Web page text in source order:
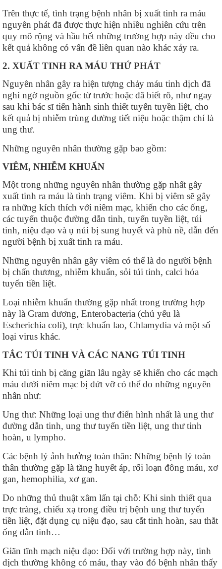
Trên thực tế, tình trạng bệnh nhân bị xuất tinh ra máu
nguyên phát đã được thực hiện nhiều nghiên cứu trên
quy mô rộng và hầu hết những trường hợp này đều cho
kết quả không có vấn đề liên quan nào khác xảy ra.
2. XUẤT TINH RA MÁU THỨ PHÁT
Nguyên nhân gây ra hiện tượng chảy máu tinh dịch đã
nghi ngờ nguồn gốc từ trước hoặc đã biết rõ, như ngay
sau khi bác sĩ tiến hành sinh thiết tuyến tuyền liệt, cho
kết quả bị nhiễm trùng đường tiết niệu hoặc thậm chí là
ung thư.
Những nguyên nhân thường gặp bao gồm:
VIÊM, NHIỄM KHUẨN
Một trong những nguyên nhân thường gặp nhất gây
xuất tinh ra máu là tình trạng viêm. Khi bị viêm sẽ gây
ra những kích thích với niêm mạc, khiến cho các ống,
các tuyến thuộc đường dẫn tinh, tuyến tuyền liệt, túi
tinh, niệu đạo và ụ núi bị sung huyết và phù nề, dẫn đến
người bệnh bị xuất tinh ra máu.
Những nguyên nhân gây viêm có thể là do người bệnh
bị chấn thương, nhiễm khuẩn, sỏi túi tinh, calci hóa
tuyến tiền liệt.
Loại nhiễm khuẩn thường gặp nhất trong trường hợp
này là Gram dương, Enterobacteria (chủ yếu là
Escherichia coli), trực khuẩn lao, Chlamydia và một số
loại virus khác.
TẮC TÚI TINH VÀ CÁC NANG TÚI TINH
Khi túi tinh bị căng giãn lâu ngày sẽ khiến cho các mạch
máu dưới niêm mạc bị đứt vỡ có thể do những nguyên
nhân như:
Ung thư: Những loại ung thư điển hình nhất là ung thư
đường dẫn tinh, ung thư tuyến tiền liệt, ung thư tinh
hoàn, u lympho.
Các bệnh lý ảnh hưởng toàn thân: Những bệnh lý toàn
thân thường gặp là tăng huyết áp, rối loạn đông máu, xơ
gan, hemophilia, xơ gan.
Do những thủ thuật xâm lấn tại chỗ: Khi sinh thiết qua
trực tràng, chiếu xạ trong điều trị bệnh ung thư tuyến
tiền liệt, đặt dụng cụ niệu đạo, sau cắt tinh hoàn, sau thắt
ống dẫn tinh…
Giãn tĩnh mạch niệu đạo: Đối với trường hợp này, tinh
dịch thường không có máu, thay vào đó bệnh nhân thấy